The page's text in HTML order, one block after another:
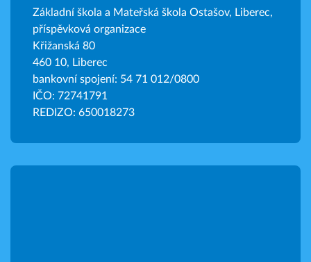
Základní škola a Mateřská škola Ostašov, Liberec,
příspěvková organizace
Křižanská 80
460 10, Liberec
bankovní spojení: 54 71 012/0800
IČO: 72741791
REDIZO: 650018273